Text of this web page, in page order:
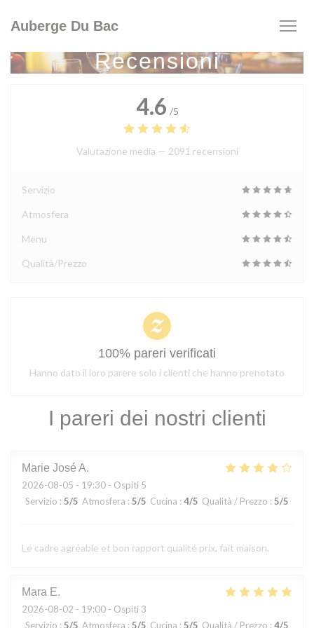
Auberge Du Bac
Recensioni
I pareri dei nostri clienti
Marie José A
2026-08-05 - 19:30 - Ospiti 5
Servizio : 5/5 Atmosfera : 5/5 Cucina : 4/5 Qualità / Prezzo : 5/5
Le cadre agréable et bon rapport qualité prix, fait maison.
Mara E
2026-08-02 - 19:00 - Ospiti 3
Servizio : 5/5 Atmosfera : 5/5 Cucina : 5/5 Qualità / Prezzo : 4/5
4.6 /5
Valutazione media — 2091 recensioni
Servizio
Atmosfera
Menu
Qualità/Prezzo
100% pareri verificati
Hanno dato il loro parere solo i clienti che hanno prenotato